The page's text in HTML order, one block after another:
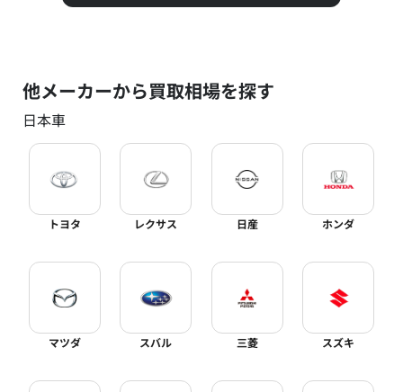
他メーカーから買取相場を探す
日本車
トヨタ レクサス 日産 ホンダ
マツダ スバル 三菱 スズキ